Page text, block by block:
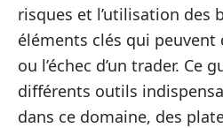
risques et l’utilisation des
éléments clés qui peuvent
ou l’échec d’un trader. Ce
différents outils
dans ce domaine, des